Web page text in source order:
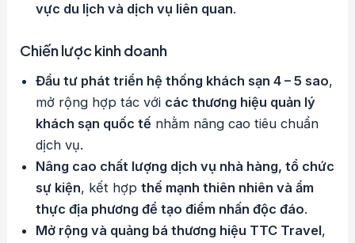
vực du lịch và dịch vụ liên quan.
Chiến lược kinh doanh
Đầu tư phát triển hệ thống khách sạn 4 – 5 sao,
mở rộng hợp tác với các thương hiệu quản lý
khách sạn quốc tế nhằm nâng cao tiêu chuẩn
dịch vụ.
Nâng cao chất lượng dịch vụ nhà hàng, tổ chức
sự kiện, kết hợpthế mạnh thiên nhiên và ẩm
thực địa phương để tạo điểm nhấn độc đáo.
Mở rộng và quảng bá thương hiệu TTC Travel,